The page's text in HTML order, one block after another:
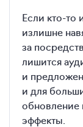
Если кто-то
излишне
за
лишится
и
и для
обновление
эффекты.